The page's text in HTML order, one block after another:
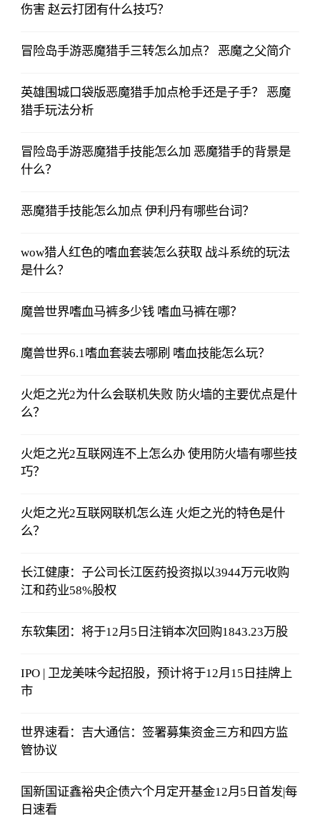
伤害 赵云打团有什么技巧？
冒险岛手游恶魔猎手三转怎么加点？ 恶魔之父简介
英雄围城口袋版恶魔猎手加点枪手还是子手？ 恶魔
猎手玩法分析
冒险岛手游恶魔猎手技能怎么加 恶魔猎手的背景是
什么？
恶魔猎手技能怎么加点 伊利丹有哪些台词？
wow猎人红色的嗜血套装怎么获取 战斗系统的玩法
是什么？
魔兽世界嗜血马裤多少钱 嗜血马裤在哪？
魔兽世界6.1嗜血套装去哪刷 嗜血技能怎么玩？
火炬之光2为什么会联机失败 防火墙的主要优点是什
么？
火炬之光2互联网连不上怎么办 使用防火墙有哪些技
巧？
火炬之光2互联网联机怎么连 火炬之光的特色是什
么？
长江健康：子公司长江医药投资拟以3944万元收购
江和药业58%股权
东软集团：将于12月5日注销本次回购1843.23万股
IPO | 卫龙美味今起招股，预计将于12月15日挂牌上
市
世界速看：吉大通信：签署募集资金三方和四方监
管协议
国新国证鑫裕央企债六个月定开基金12月5日首发|每
日速看